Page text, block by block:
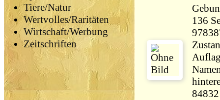
Tiere/Natur
Wertvolles/Raritäten
Wirtschaft/Werbung
Zeitschriften
136 Seiten
84832